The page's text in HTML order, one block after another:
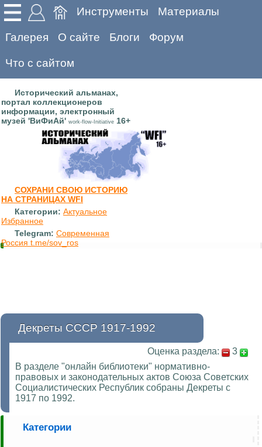
Инструменты Материалы
Галерея О сайте Блоги Форум
Что с сайтом
Исторический альманах,
портал коллекционеров
информации, электронный
музей 'ВиФиАй' work-flow-Initiative 16+
СОХРАНИ СВОЮ ИСТОРИЮ
НА СТРАНИЦАХ WFI
Категории: Актуальное
Избранное
Telegram: Современная
Россия t.me/sov_ros
Декреты СССР 1917-1992
Оценка раздела:
3
В разделе "онлайн библиотеки" нормативно-
правовых и законодательных актов Союза Советских
Социалистических Республик собраны Декреты с
1917 по 1992.
Категории